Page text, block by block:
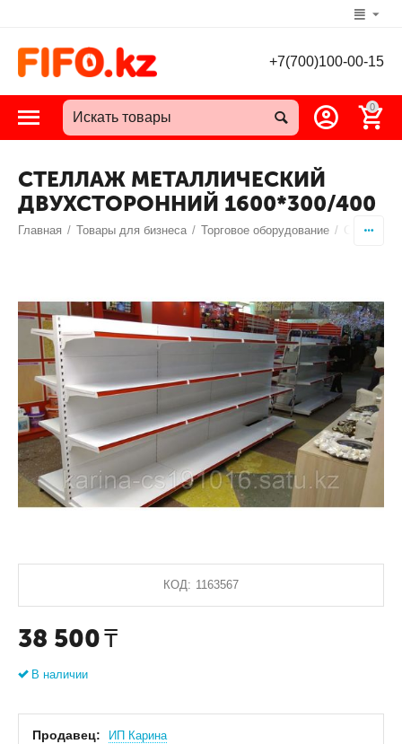
+7(700)100-00-15
0
СТЕЛЛАЖ МЕТАЛЛИЧЕСКИЙ
ДВУХСТОРОННИЙ 1600*300/400
Главная / Товары для бизнеса / Торговое оборудование / Стеллажи
КОД: 1163567
38 500 ₸
В наличии
Продавец: ИП Карина